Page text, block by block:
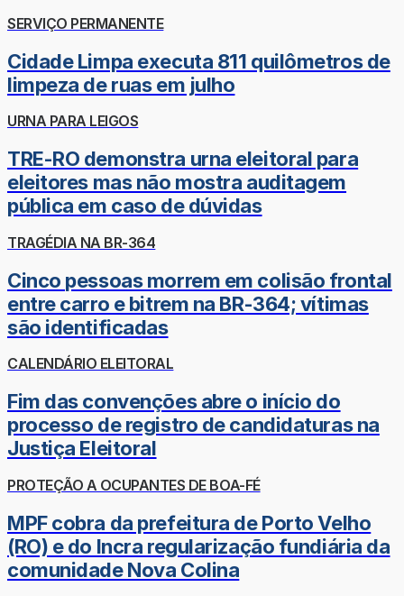
SERVIÇO PERMANENTE
Cidade Limpa executa 811 quilômetros de
limpeza de ruas em julho
URNA PARA LEIGOS
TRE-RO demonstra urna eleitoral para
eleitores mas não mostra auditagem
pública em caso de dúvidas
TRAGÉDIA NA BR-364
Cinco pessoas morrem em colisão frontal
entre carro e bitrem na BR-364; vítimas
são identificadas
CALENDÁRIO ELEITORAL
Fim das convenções abre o início do
processo de registro de candidaturas na
Justiça Eleitoral
PROTEÇÃO A OCUPANTES DE BOA-FÉ
MPF cobra da prefeitura de Porto Velho
(RO) e do Incra regularização fundiária da
comunidade Nova Colina